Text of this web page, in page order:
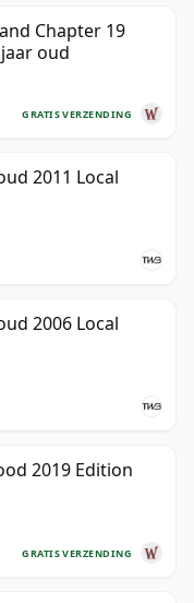
Chapter 19
oud
GRATIS VERZENDING
2011 Local
2006 Local
2019 Edition
GRATIS VERZENDING